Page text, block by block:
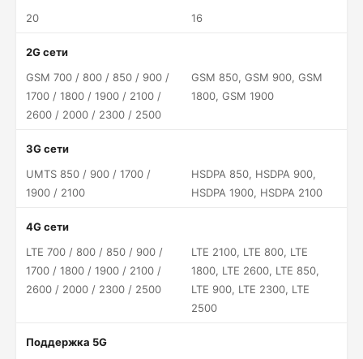
20
16
2G сети
GSM 700 / 800 / 850 / 900 /
1700 / 1800 / 1900 / 2100 /
2600 / 2000 / 2300 / 2500
GSM 850, GSM 900, GSM
1800, GSM 1900
3G сети
UMTS 850 / 900 / 1700 /
1900 / 2100
HSDPA 850, HSDPA 900,
HSDPA 1900, HSDPA 2100
4G сети
LTE 700 / 800 / 850 / 900 /
1700 / 1800 / 1900 / 2100 /
2600 / 2000 / 2300 / 2500
LTE 2100, LTE 800, LTE
1800, LTE 2600, LTE 850,
LTE 900, LTE 2300, LTE
2500
Поддержка 5G